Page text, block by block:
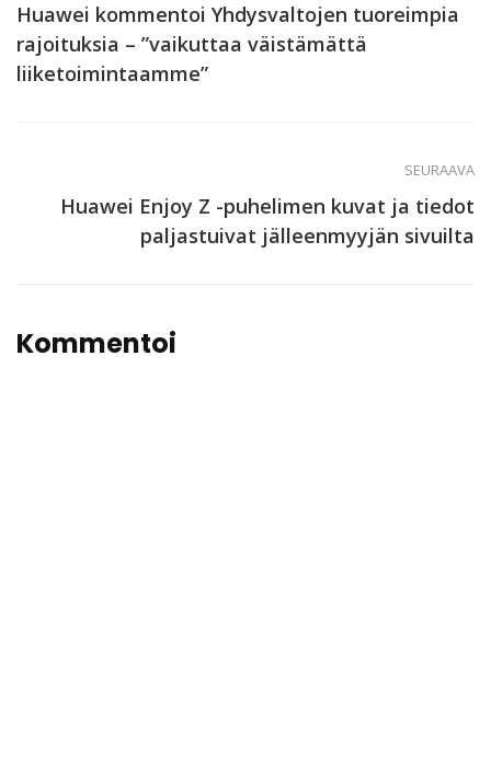
Huawei kommentoi Yhdysvaltojen tuoreimpia
rajoituksia – ”vaikuttaa väistämättä
liiketoimintaamme”
SEURAAVA
Huawei Enjoy Z -puhelimen kuvat ja tiedot
paljastuivat jälleenmyyjän sivuilta
Kommentoi